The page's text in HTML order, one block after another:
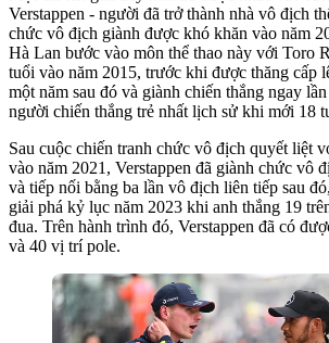
Verstappen - người đã trở thành nhà vô địch
chức vô địch giành được khó khăn vào năm
Hà Lan bước vào môn thể thao này với Toro
tuổi vào năm 2015, trước khi được thăng cấp
một năm sau đó và giành chiến thắng ngay
người chiến thắng trẻ nhất lịch sử khi mới 18
Sau cuộc chiến tranh chức vô địch quyết liệt
vào năm 2021, Verstappen đã giành chức vô
và tiếp nối bằng ba lần vô địch liên tiếp sau
giải phá kỷ lục năm 2023 khi anh thắng 19
đua. Trên hành trình đó, Verstappen đã có
và 40 vị trí pole.